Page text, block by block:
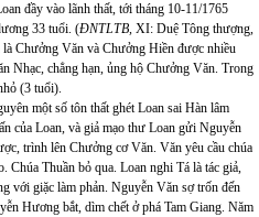
đầy vào lãnh thất, tới tháng 10-11/1765
33 tuổi. (ĐNTLTB, XI: Duệ Tông thượng,
Chưởng Văn và Chưởng Hiền được nhiều
Nhạc, chẳng hạn, ủng hộ Chưởng Văn. Trong
(3 tuổi).
một số tôn thất ghét Loan sai Hàn lâm
của Loan, và giả mạo thư Loan gửi Nguyễn
trình lên Chưởng cơ Văn. Văn yêu cầu chúa
Chúa Thuần bỏ qua. Loan nghi Tá là tác giả,
với giặc làm phản. Nguyễn Văn sợ trốn đến
Hương bắt, dìm chết ở phá Tam Giang. Năm